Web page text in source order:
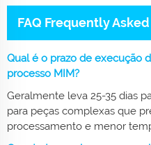
FAQ Frequently Asked
Qual é o prazo de execução
processo MIM?
Geralmente leva 25-35 dias
para peças complexas que
processamento e menor